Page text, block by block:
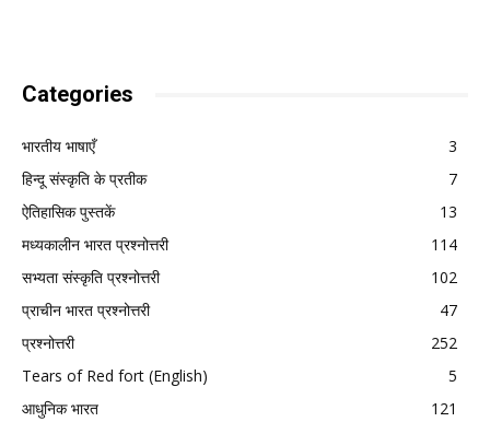
Categories
भारतीय भाषाएँ
3
हिन्दू संस्कृति के प्रतीक
7
ऐतिहासिक पुस्तकें
13
मध्यकालीन भारत प्रश्नोत्तरी
114
सभ्यता संस्कृति प्रश्नोत्तरी
102
प्राचीन भारत प्रश्नोत्तरी
47
प्रश्नोत्तरी
252
Tears of Red fort (English)
5
आधुनिक भारत
121